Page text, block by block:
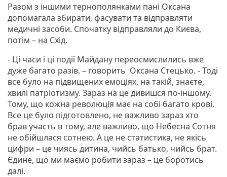
Разом з іншими тернополянками пані Оксана
допомагала збирати, фасувати та відправляти
медичні засоби. Спочатку відправляли до Києва,
потім – на Схід.
- Ці часи і ці події Майдану переосмислились вже
дуже багато разів. – говорить Оксана Стецько. - Тоді
все було на підвищених емоціях, на такій, знаєте,
хвилі патріотизму. Зараз на це дивишся по-іншому.
Тому, що кожна революція має на собі багато крові.
Все це було підготовлено, не важливо зараз хто
брав участь в тому, але важливо, що Небесна Сотня
не обійшлася сотнею. А це не статистика, не якісь
цифри – це чиясь дитина, чийсь батько, чийсь брат.
Єдине, що ми маємо робити зараз – це боротись
далі.